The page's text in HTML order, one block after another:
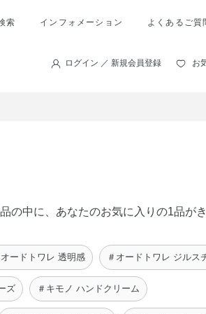
索 インフォメーション よくあるご質
ログイン ／ 新規会員登録 お
の中に、あなたのお気に入りの1品が
オードトワレ 透明感 ＃オードトワレ ジルス
ズ ＃キモノ ハンドクリーム